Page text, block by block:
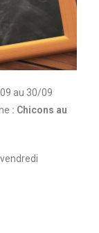
au 30/09
: Chicons au